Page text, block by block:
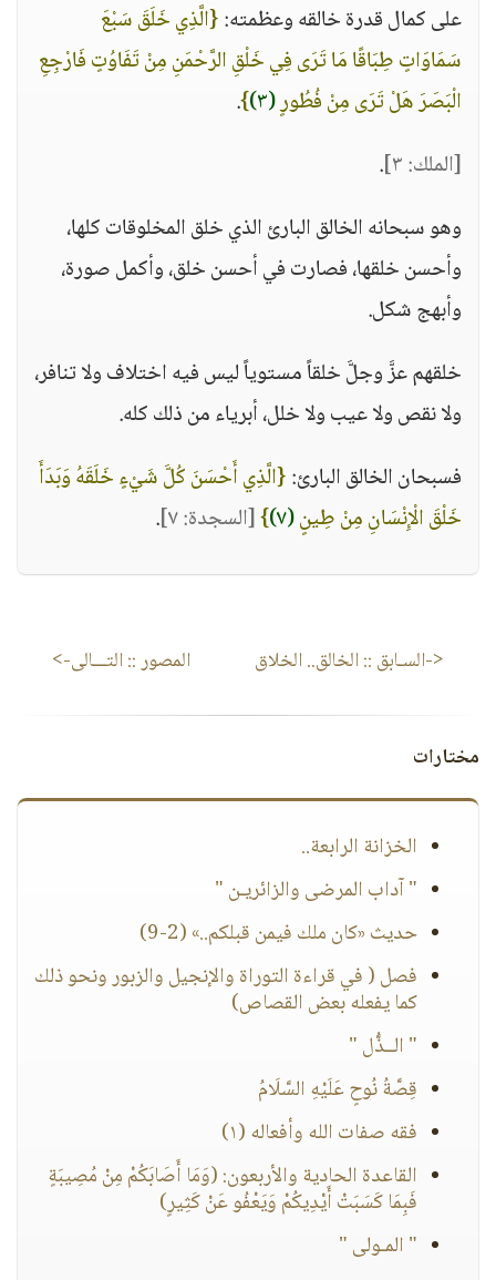
على كمال قدرة خالقه وعظمته:{الَّذِي خَلَقَ سَبْعَ
سَمَاوَاتٍ طِبَاقًا مَا تَرَى فِي خَلْقِ الرَّحْمَنِ مِنْ تَفَاوُتٍ فَارْجِعِ
الْبَصَرَ هَلْ تَرَى مِنْ فُطُورٍ(٣) }
.
[الملك: ٣]
.
وهو سبحانه الخالق البارئ الذي خلق المخلوقات كلها،
وأحسن خلقها، فصارت في أحسن خلق، وأكمل صورة،
وأبهج شكل.
خلقهم عزَّ وجلَّ خلقاً مستوياً ليس فيه اختلاف ولا تنافر،
ولا نقص ولا عيب ولا خلل، أبرياء من ذلك كله.
فسبحان الخالق البارئ:{الَّذِي أَحْسَنَ كُلَّ شَيْءٍ خَلَقَهُ وَبَدَأَ
خَلْقَ الْإِنْسَانِ مِنْ طِينٍ(٧) }[السجدة: ٧] .
<-السـابق ::الخالق.. الخلاق المصور:: التـــالى->
مختارات
الخزانة الرابعة..
" آداب المرضى والزائريـن "
حديث «كان ملك فيمن قبلكم..» (2-9)
فصل ( في قراءة التوراة والإنجيل والزبور ونحو ذلك
كما يفعله بعض القصاص)
" الــذُّل "
قِصَّةُ نُوحٍ عَلَيْهِ السَّلَامُ
فقه صفات الله وأفعاله (١)
القاعدة الحادية والأربعون: (وَمَا أَصَابَكُمْ مِنْ مُصِيبَةٍ
فَبِمَا كَسَبَتْ أَيْدِيكُمْ وَيَعْفُو عَنْ كَثِيرٍ)
" المـولى "